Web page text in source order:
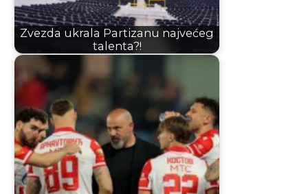
Zvezda ukrala Partizanu najvećeg
talenta?!